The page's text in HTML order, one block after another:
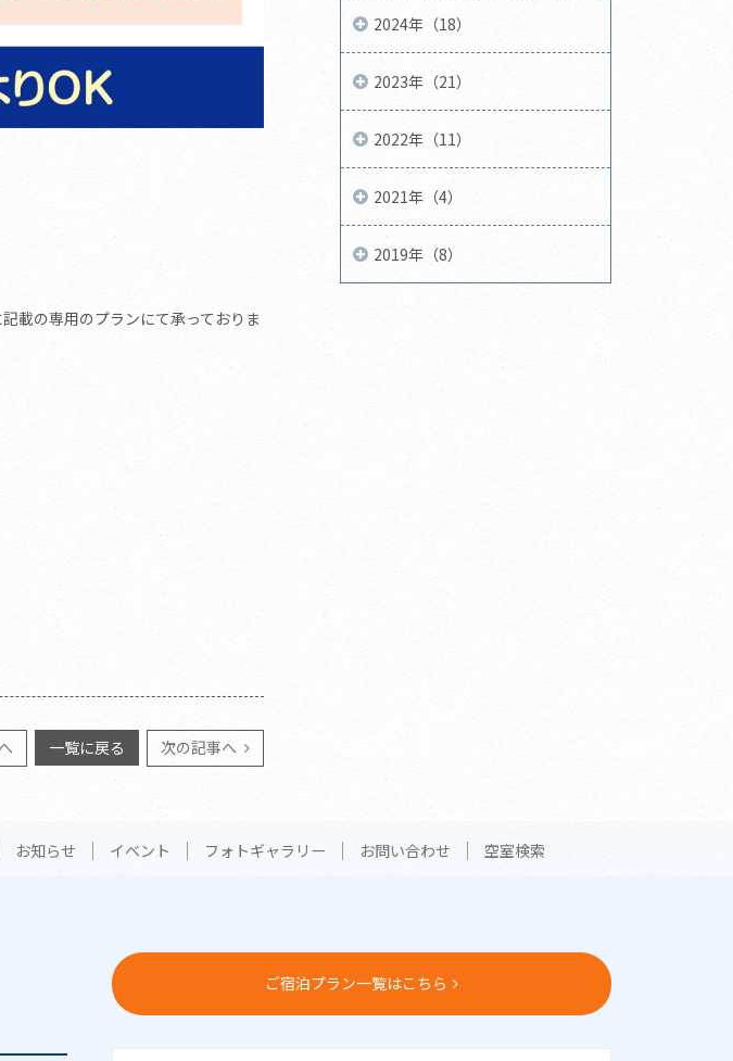
載の専用のプランにて承っておりま
一覧に戻る 次の記事へ
2024年（18）
2023年（21）
2022年（11）
2021年（4）
2019年（8）
お知らせ イベント フォトギャラリー お問い合わせ 空室検索
ご宿泊プラン一覧はこちら